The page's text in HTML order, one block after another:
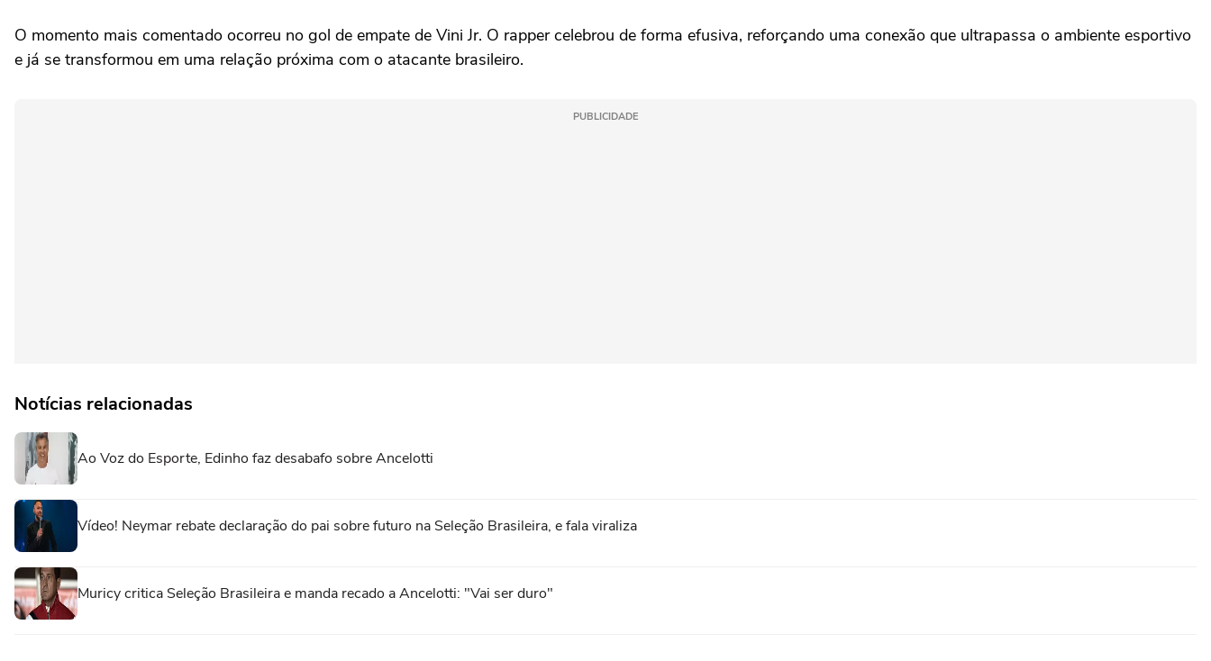
O momento mais comentado ocorreu no gol de empate de Vini Jr. O rapper celebrou de forma efusiva, reforçando uma conexão que ultrapassa o ambiente esportivo
e já se transformou em uma relação próxima com o atacante brasileiro.
PUBLICIDADE
Notícias relacionadas
Ao Voz do Esporte, Edinho faz desabafo sobre Ancelotti
Vídeo! Neymar rebate declaração do pai sobre futuro na Seleção Brasileira, e fala viraliza
Muricy critica Seleção Brasileira e manda recado a Ancelotti: "Vai ser duro"